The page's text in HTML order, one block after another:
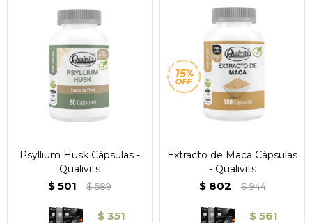
Psyllium Husk Cápsulas -
Qualivits
$ 501 $589
$ 351
Extracto de Maca Cápsulas
- Qualivits
$ 802 $944
$ 561